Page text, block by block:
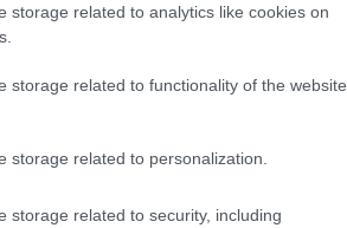
storage related to analytics like cookies on
storage related to functionality of the website
storage related to personalization.
storage related to security, including